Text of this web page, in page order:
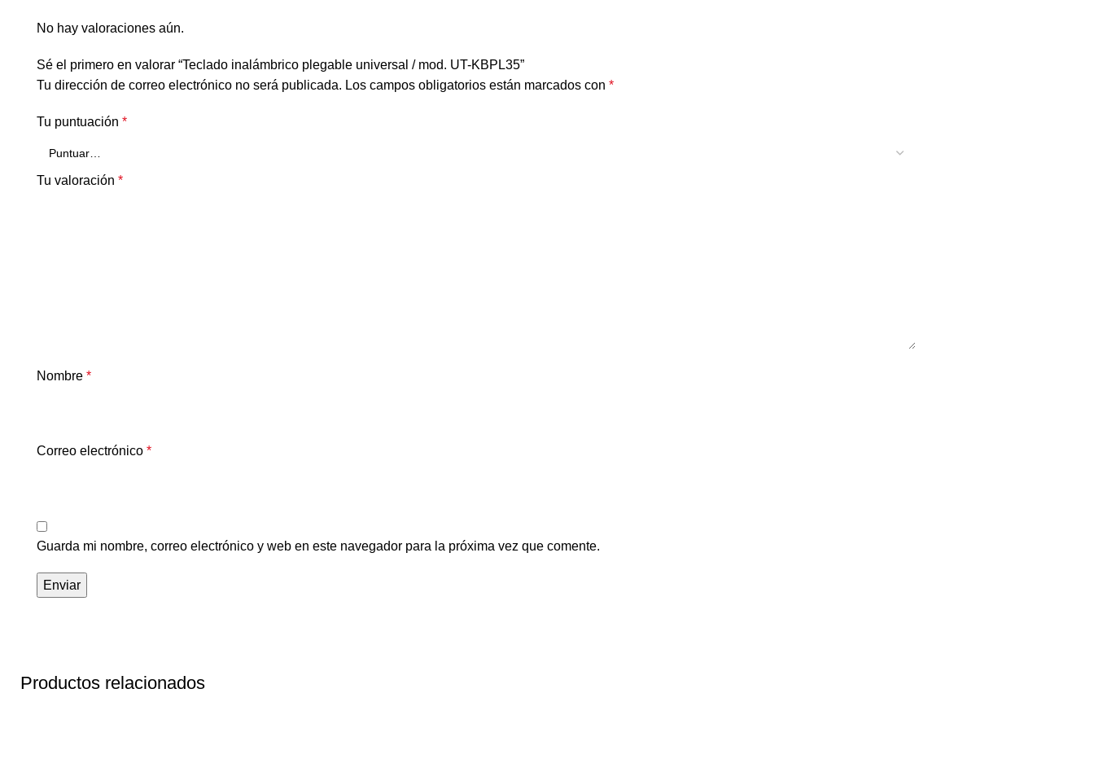
No hay valoraciones aún.
Sé el primero en valorar “Teclado inalámbrico plegable universal / mod. UT-KBPL35”
Tu dirección de correo electrónico no será publicada. Los campos obligatorios están marcados con *
Tu puntuación *
Tu valoración *
Nombre *
Correo electrónico *
Guarda mi nombre, correo electrónico y web en este navegador para la próxima vez que comente.
Productos relacionados